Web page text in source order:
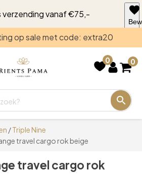
verzending vanaf €75,-
op sale met code: extra20
0 0
/Triple Nine
travel cargo rok beige
travel cargo rok
voor